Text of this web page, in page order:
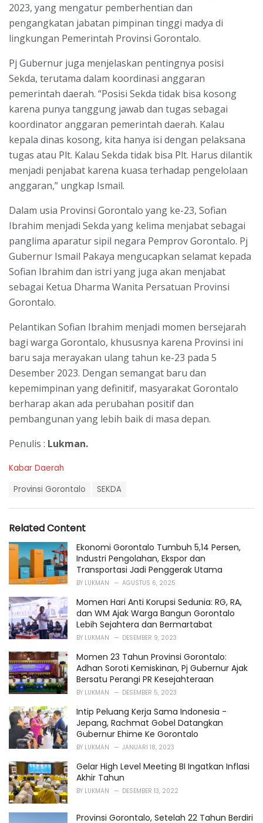
2023, yang mengatur pemberhentian dan
pengangkatan jabatan pimpinan tinggi madya di
lingkungan Pemerintah Provinsi Gorontalo.
Pj Gubernur juga menjelaskan pentingnya posisi
Sekda, terutama dalam koordinasi anggaran
pemerintah daerah. “Posisi Sekda tidak bisa kosong
karena punya tanggung jawab dan tugas sebagai
koordinator anggaran pemerintah daerah. Kalau
kepala dinas kosong, kita hanya isi dengan pelaksana
tugas atau Plt. Kalau Sekda tidak bisa Plt. Harus dilantik
menjadi penjabat karena kuasa terhadap pengelolaan
anggaran,” ungkap Ismail.
Dalam usia Provinsi Gorontalo yang ke-23, Sofian
Ibrahim menjadi Sekda yang kelima menjabat sebagai
panglima aparatur sipil negara Pemprov Gorontalo. Pj
Gubernur Ismail Pakaya mengucapkan selamat kepada
Sofian Ibrahim dan istri yang juga akan menjabat
sebagai Ketua Dharma Wanita Persatuan Provinsi
Gorontalo.
Pelantikan Sofian Ibrahim menjadi momen bersejarah
bagi warga Gorontalo, khususnya karena Provinsi ini
baru saja merayakan ulang tahun ke-23 pada 5
Desember 2023. Dengan semangat baru dan
kepemimpinan yang definitif, masyarakat Gorontalo
berharap akan ada perubahan positif dan
pembangunan yang lebih baik di masa depan.
Penulis : Lukman.
C
r
i
e
Kabar Daerah
:
Provinsi Gorontalo SEKDA
Related Content
Ekonomi Gorontalo Tumbuh 5,14 Persen,
Industri Pengolahan, Ekspor dan
Transportasi Jadi Penggerak Utama
BY LUKMAN AGUSTUS 6, 2025
Momen Hari Anti Korupsi Sedunia: RG, RA,
dan WM Ajak Warga Bangun Gorontalo
Lebih Sejahtera dan Bermartabat
BY LUKMAN DESEMBER 9, 2023
Momen 23 Tahun Provinsi Gorontalo:
Adhan Soroti Kemiskinan, Pj Gubernur Ajak
Bersatu Perangi PR Kesejahteraan
BY LUKMAN DESEMBER 5, 2023
Intip Peluang Kerja Sama Indonesia -
Jepang, Rachmat Gobel Datangkan
Gubernur Ehime Ke Gorontalo
BY LUKMAN JANUARI 18, 2023
Gelar High Level Meeting BI Ingatkan Inflasi
Akhir Tahun
BY LUKMAN DESEMBER 13, 2022
Provinsi Gorontalo, Setelah 22 Tahun Berdiri